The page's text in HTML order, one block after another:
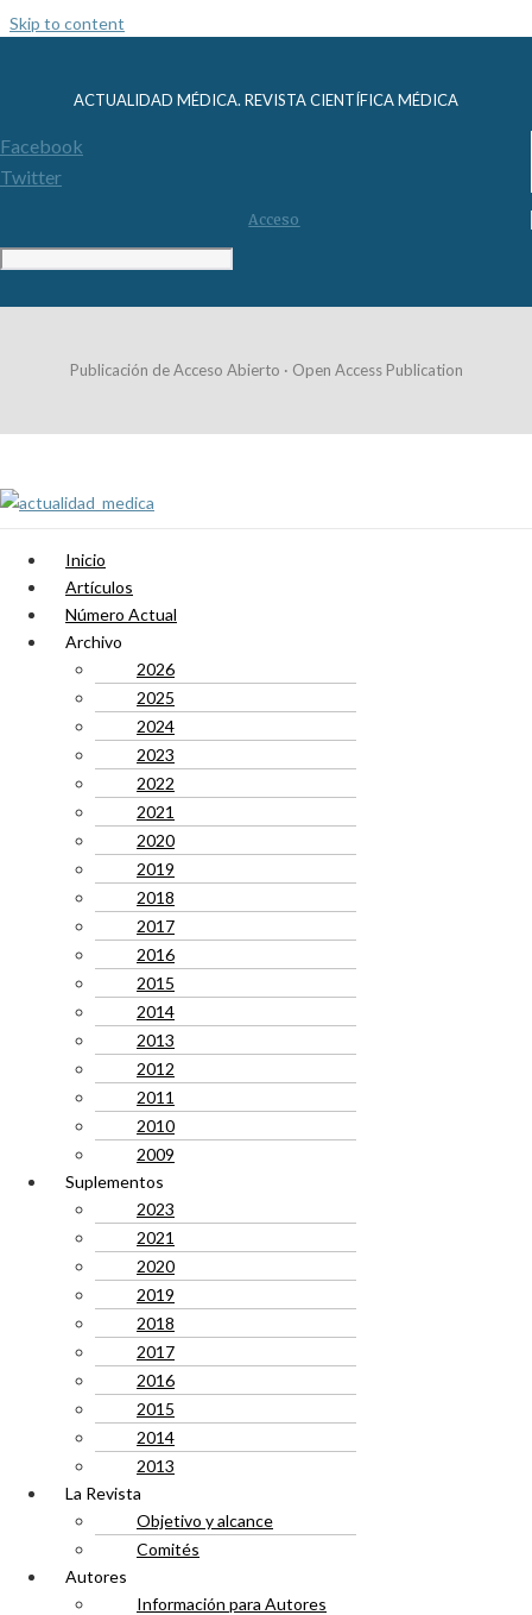
Skip to content
ACTUALIDAD MÉDICA. REVISTA CIENTÍFICA MÉDICA
Facebook
Twitter
Acceso
Publicación de Acceso Abierto · Open Access Publication
Inicio
Artículos
Número Actual
Archivo
2026
2025
2024
2023
2022
2021
2020
2019
2018
2017
2016
2015
2014
2013
2012
2011
2010
2009
Suplementos
2023
2021
2020
2019
2018
2017
2016
2015
2014
2013
La Revista
Objetivo y alcance
Comités
Autores
Información para Autores